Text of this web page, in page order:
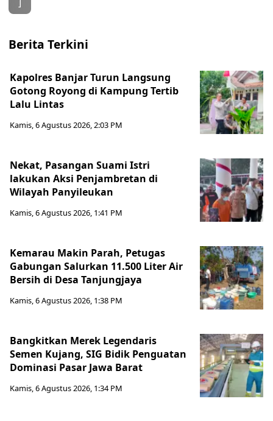
]
Berita Terkini
Kapolres Banjar Turun Langsung
Gotong Royong di Kampung Tertib
Lalu Lintas
Kamis, 6 Agustus 2026, 2:03 PM
Nekat, Pasangan Suami Istri
lakukan Aksi Penjambretan di
Wilayah Panyileukan
Kamis, 6 Agustus 2026, 1:41 PM
Kemarau Makin Parah, Petugas
Gabungan Salurkan 11.500 Liter Air
Bersih di Desa Tanjungjaya
Kamis, 6 Agustus 2026, 1:38 PM
Bangkitkan Merek Legendaris
Semen Kujang, SIG Bidik Penguatan
Dominasi Pasar Jawa Barat
Kamis, 6 Agustus 2026, 1:34 PM